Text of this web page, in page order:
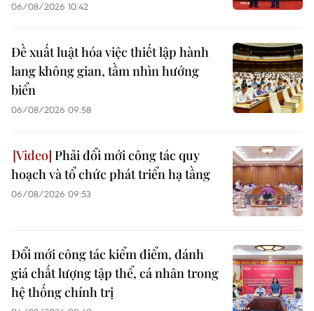
06/08/2026 10:42
Đề xuất luật hóa việc thiết lập hành
lang không gian, tầm nhìn hướng
biển
06/08/2026 09:58
Phải đổi mới công tác quy
hoạch và tổ chức phát triển hạ tầng
06/08/2026 09:53
Đổi mới công tác kiểm điểm, đánh
giá chất lượng tập thể, cá nhân trong
hệ thống chính trị